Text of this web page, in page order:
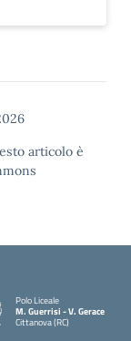
articolo è
Polo Liceale
M. Guerrisi - V. Gerace
Cittanova (RC)